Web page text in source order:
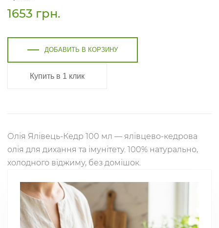
1653 грн.
ДОБАВИТЬ В КОРЗИНУ
Купить в 1 клик
Олія Ялівець-Кедр 100 мл — ялівцево-кедрова
олія для дихання та імунітету. 100% натурально,
холодного віджиму, без домішок.